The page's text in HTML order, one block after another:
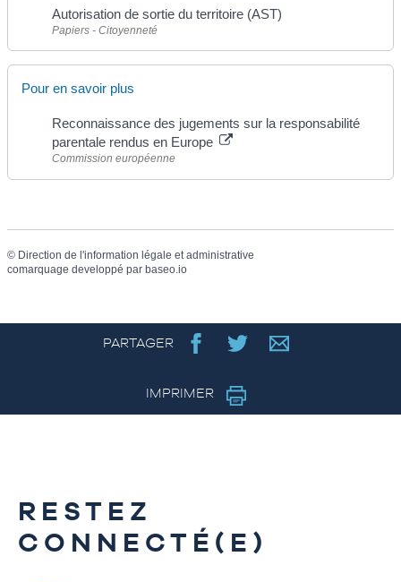
Autorisation de sortie du territoire (AST)
Papiers - Citoyenneté
Pour en savoir plus
Reconnaissance des jugements sur la responsabilité
parentale rendus en Europe
Commission européenne
© Direction de l'information légale et administrative
comarquage developpé par baseo.io
PARTAGER
IMPRIMER
RESTEZ
CONNECTÉ(E)